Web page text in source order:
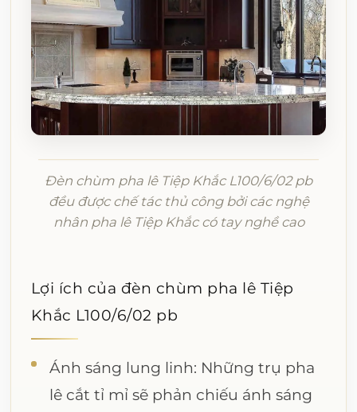
Đèn chùm pha lê Tiệp Khắc L100/6/02 pb
đều được chế tác thủ công bởi các nghệ
nhân pha lê Tiệp Khắc có tay nghề cao
Lợi ích của đèn chùm pha lê Tiệp
Khắc L100/6/02 pb
Ánh sáng lung linh: Những trụ pha
lê cắt tỉ mỉ sẽ phản chiếu ánh sáng